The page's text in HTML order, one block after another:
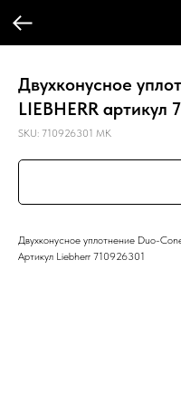
Двухконусное
LIEBHERR артикул
SKU: 710926301 MK
Двухконусное уплотнение Duo-
Артикул Liebherr 710926301